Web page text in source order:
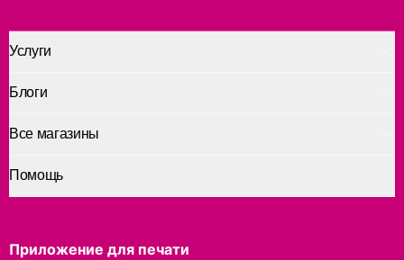
Услуги
Помощь
Блоги
Все магазины
Приложение для печати